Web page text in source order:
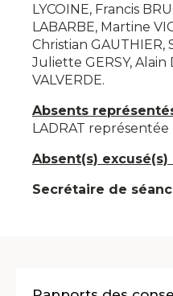
LYCOINE, Francis
LABARBE, Martine
Christian GAUTHIER,
Juliette GERSY, Alain
VALVERDE.
Absents
LADRAT
Absent(s) excusé(s)
Secrétaire de